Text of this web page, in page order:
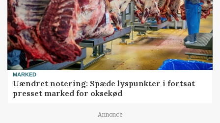
MARKED
Uændret notering: Spæde lyspunkter i fortsat
presset marked for oksekød
Annonce